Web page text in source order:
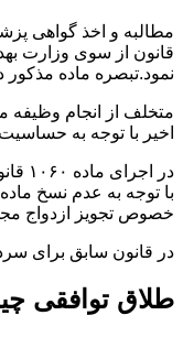
قانون از سوی وزارت
نمود.تبصره ماده مذکور
متخلف از انجام وظیفه
اخیر با توجه به
در اجرای ماده ۱۰۶۰ قانون مدنی،دفاتر ازدواج مکلفند قبل از ثبت ازدواج زنان ایرانی با اتباع خارجی اجازه نامه مخصوص دولت ( وزارت کشور ) را اخذ نمایند.
خصوص تجویز ازدواج
در قانون سابق برای
طلاق توافقی